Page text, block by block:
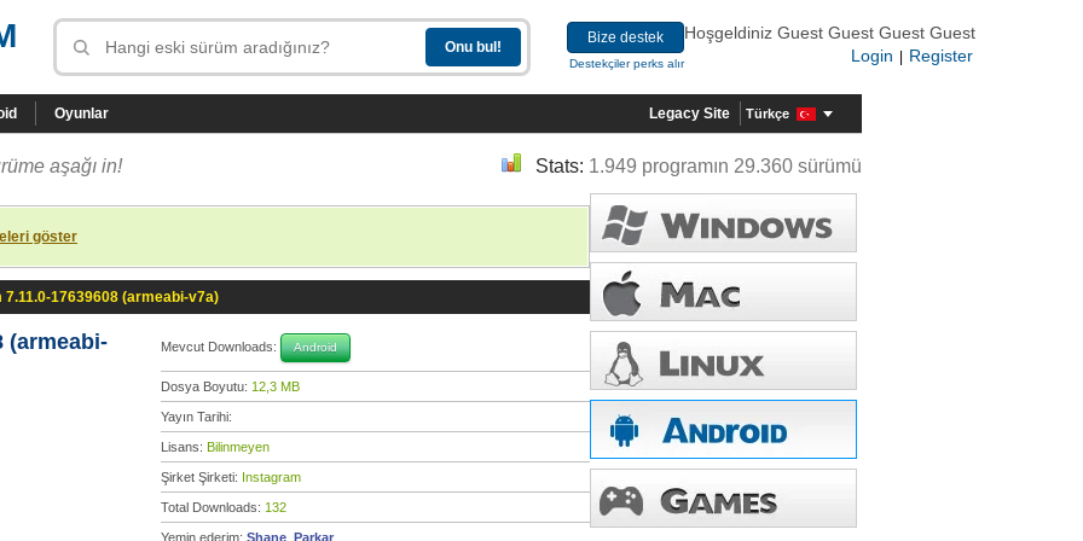
Bize destek
Destekçiler perks alır
Hoşgeldiniz Guest Guest Guest Guest
Login
Register
Oyunlar Legacy Site Türkçe
aşağı in! Stats: 1.949 programın 29.360 sürümü
göster
7.11.0-17639608 (armeabi-v7a)
(armeabi- Mevcut Downloads: Android
Dosya Boyutu: 12,3 MB
Yayın Tarihi:
Lisans: Bilinmeyen
Şirket Şirketi: Instagram
Total Downloads: 132
Yemin ederim: Shane_Parkar